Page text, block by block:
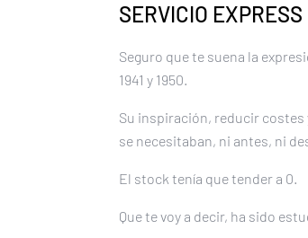
SERVICIO
Seguro que te suena la
1941 y 1950.
Su inspiración, reducir
se necesitaban, ni antes, ni
El stock tenía que tender a 0.
Que te voy a decir, ha sido